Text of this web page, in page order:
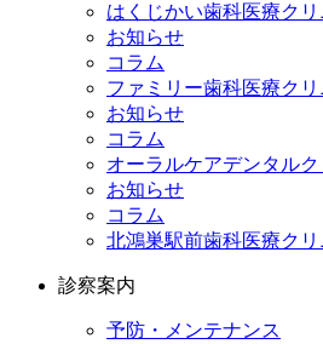
はくじかい歯科医療クリ
お知らせ
コラム
ファミリー歯科医療クリ
お知らせ
コラム
オーラルケアデンタルク
お知らせ
コラム
北鴻巣駅前歯科医療クリ
診察案内
予防・メンテナンス